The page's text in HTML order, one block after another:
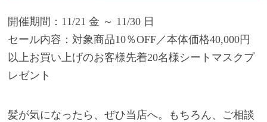
開催期間：11/21 金 ～ 11/30 日
セール内容：対象商品10％OFF／本体価格40,000円
以上お買い上げのお客様先着20名様シートマスクプ
レゼント
髪が気になったら、ぜひ当店へ。もちろん、ご相談